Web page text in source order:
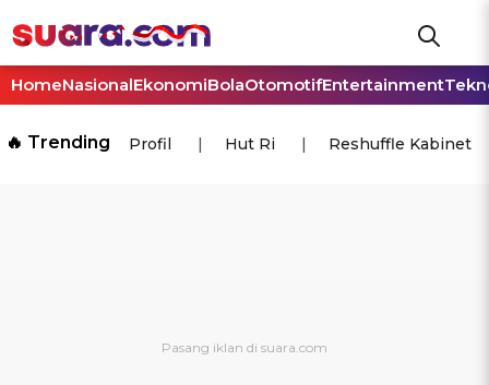
HomeNasionalEkonomiBolaOtomotifEntertainment
🔥 Trending Profil Hut Ri Reshuffle Kabinet